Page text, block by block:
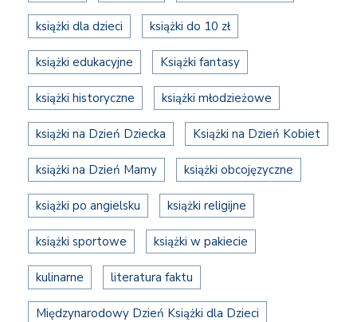
książki dla dzieci książki do 10 zł
książki edukacyjne Książki fantasy
książki historyczne książki młodzieżowe
książki na Dzień Dziecka Książki na Dzień Kobiet
książki na Dzień Mamy książki obcojęzyczne
książki po angielsku książki religijne
książki sportowe książki w pakiecie
kulinarne literatura faktu
Międzynarodowy Dzień Książki dla Dzieci